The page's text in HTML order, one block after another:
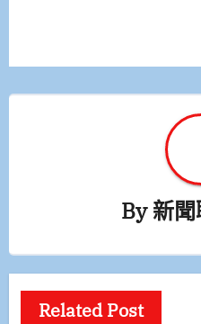
By新
Related Post